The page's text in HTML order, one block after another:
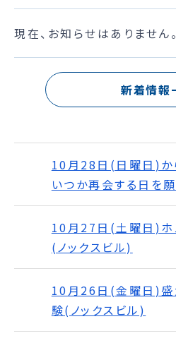
現在、お知らせはありません。
新着情報
10月28日(日曜日)
いつか再会する日を
10月27日(土曜日)ホ
(ノックスビル)
10月26日(金曜日)盛
験(ノックスビル)